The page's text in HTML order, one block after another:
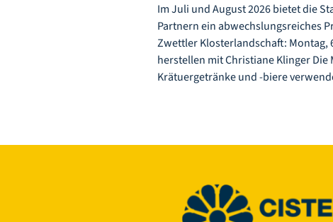
Im Juli und August 2026 bietet die
Partnern ein abwechslungsreiches
Zwettler Klosterlandschaft: Montag,
herstellen mit Christiane Klinger
Krätuergetränke und -biere